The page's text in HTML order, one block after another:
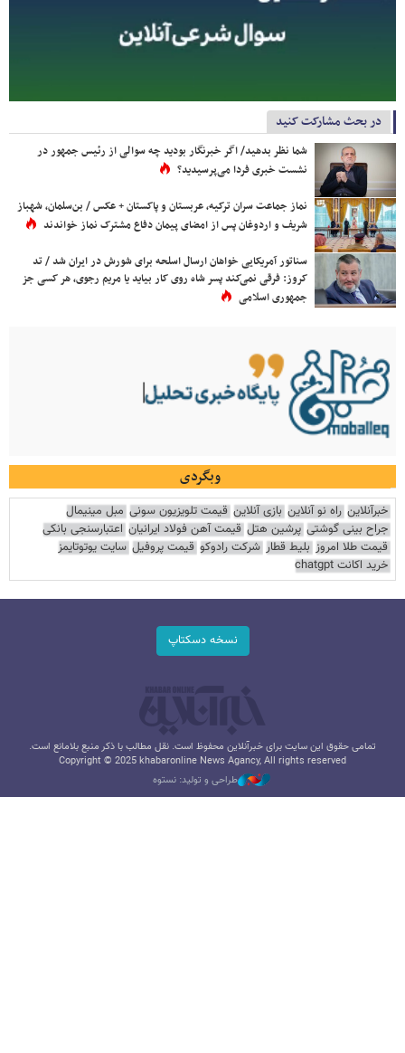
در بحث مشارکت کنید
شما نظر بدهید/ اگر خبرنگار بودید چه سوالی از رئیس جمهور در
نشست خبری فردا می‌پرسیدید؟
نماز جماعت سران ترکیه، عربستان و پاکستان + عکس / بن‌سلمان، شهباز
شریف و اردوغان پس از امضای پیمان دفاع مشترک نماز خواندند
سناتور آمریکایی خواهان ارسال اسلحه برای شورش در ایران شد / تد
کروز: فرقی نمی‌کند پسر شاه روی کار بیاید یا مریم رجوی، هر کسی جز
جمهوری اسلامی
وبگردی
خبرآنلاین راه نو آنلاین بازی آنلاین قیمت تلویزیون سونی مبل مینیمال
جراح بینی گوشتی پرشین هتل قیمت آهن فولاد ایرانیان اعتبارسنجی بانکی
قیمت طلا امروز بلیط قطار شرکت رادوکو قیمت پروفیل سایت یوتوتایمز
خرید اکانت chatgpt
نسخه دسکتاپ
تمامی حقوق این سایت برای خبرآنلاین محفوظ است. نقل مطالب با ذکر منبع بلامانع است.
Copyright © 2025 khabaronline News Agancy, All rights reserved
طراحی و تولید: نستوه